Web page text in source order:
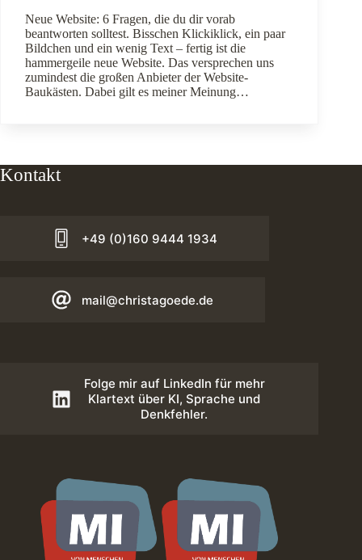
Neue Website: 6 Fragen, die du dir vorab
beantworten solltest. Bisschen Klickiklick, ein paar
Bildchen und ein wenig Text – fertig ist die
hammergeile neue Website. Das versprechen uns
zumindest die großen Anbieter der Website-
Baukästen. Dabei gilt es meiner Meinung…
Kontakt
+49 (0)160 9444 1934
mail@christagoede.de
Folge mir auf LinkedIn für mehr
Klartext über KI, Sprache und
Denkfehler.